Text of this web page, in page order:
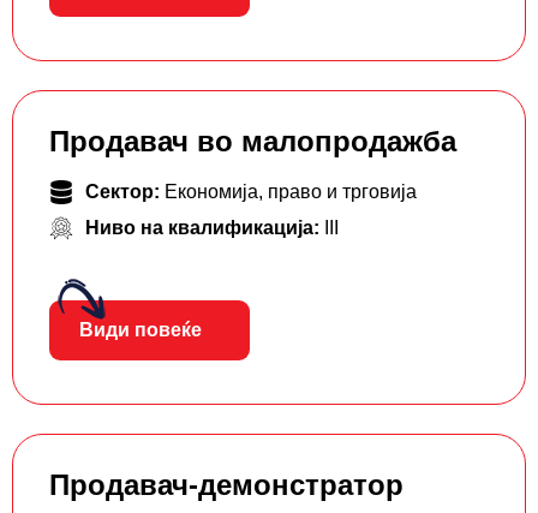
Продавач во малопродажба
Сектор: Економија, право и трговија
Ниво на квалификација:
Види повеќе
Продавач-демонстратор